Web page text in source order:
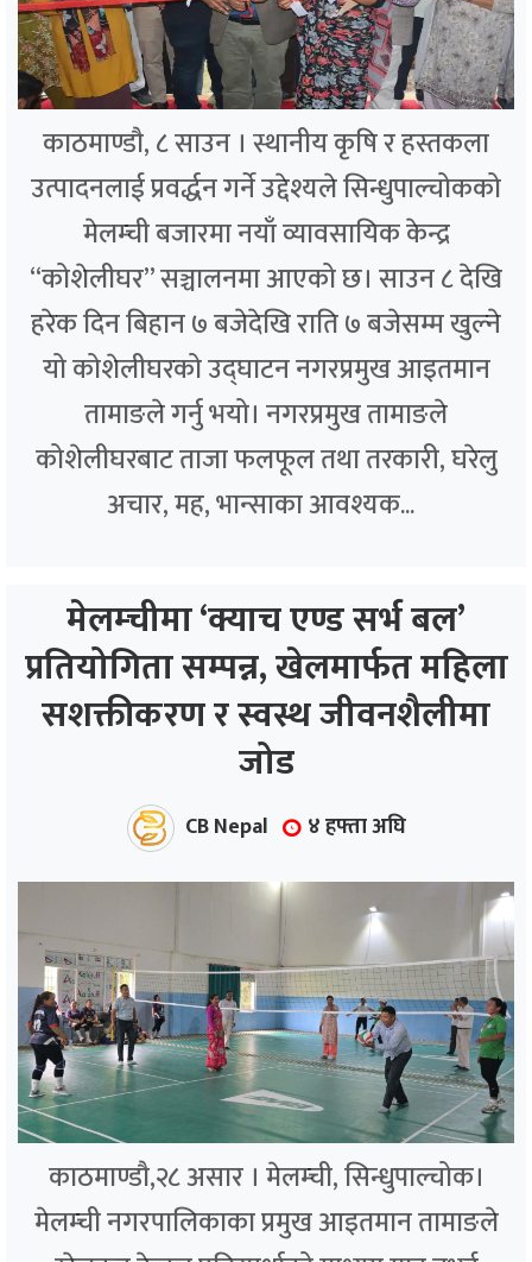
काठमाण्डौ, ८ साउन । स्थानीय कृषि र हस्तकला
उत्पादनलाई प्रवर्द्धन गर्ने उद्देश्यले सिन्धुपाल्चोकको
मेलम्ची बजारमा नयाँ व्यावसायिक केन्द्र
“कोशेलीघर” सञ्चालनमा आएको छ। साउन ८ देखि
हरेक दिन बिहान ७ बजेदेखि राति ७ बजेसम्म खुल्ने
यो कोशेलीघरको उद्घाटन नगरप्रमुख आइतमान
तामाङले गर्नु भयो। नगरप्रमुख तामाङले
कोशेलीघरबाट ताजा फलफूल तथा तरकारी, घरेलु
अचार, मह, भान्साका आवश्यक...
मेलम्चीमा ‘क्याच एण्ड सर्भ बल’
प्रतियोगिता सम्पन्न, खेलमार्फत महिला
सशक्तीकरण र स्वस्थ जीवनशैलीमा
जोड
CB Nepal ४ हफ्ता अघि
काठमाण्डौ,२८ असार । मेलम्ची, सिन्धुपाल्चोक।
मेलम्ची नगरपालिकाका प्रमुख आइतमान तामाङले